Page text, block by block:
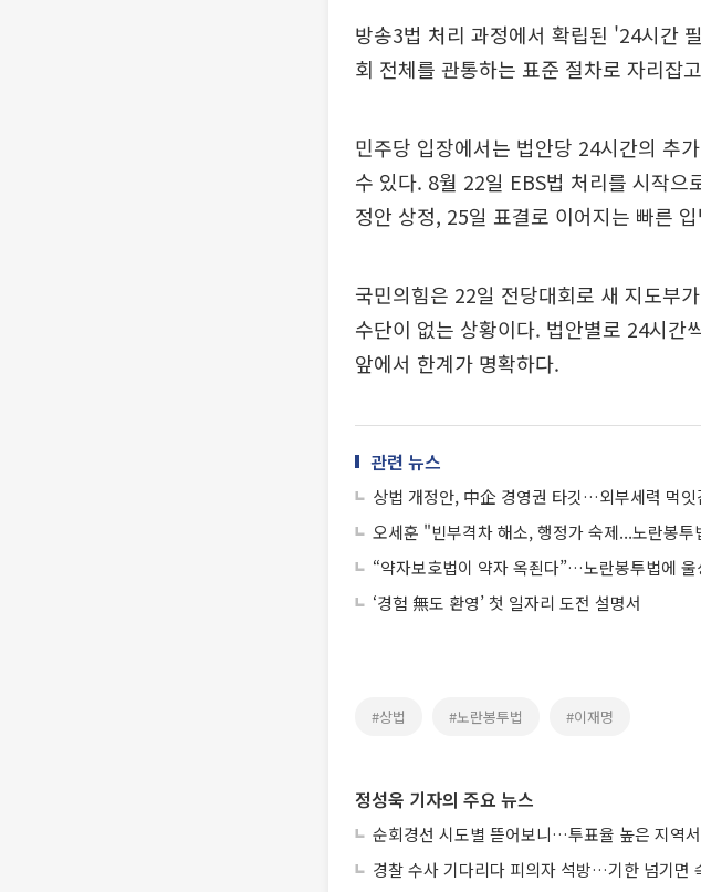
방송3법 처리 과정에서 확립된 '24시간
회 전체를 관통하는 표준 절차로 자리잡
민주당 입장에서는 법안당 24시간의 추
수 있다. 8월 22일 EBS법 처리를 시작
정안 상정, 25일 표결로 이어지는 빠른
국민의힘은 22일 전당대회로 새 지도부
수단이 없는 상황이다. 법안별로 24시간
앞에서 한계가 명확하다.
관련 뉴스
상법 개정안, 中企 경영권 타깃…외부세력 먹잇
오세훈 "빈부격차 해소, 행정가 숙제...노란봉
“약자보호법이 약자 옥죈다”…노란봉투법에 울
‘경험 無도 환영’ 첫 일자리 도전 설명서
#상법 #노란봉투법 #이재명
정성욱 기자의 주요 뉴스
순회경선 시도별 뜯어보니…투표율 높은 지역
경찰 수사 기다리다 피의자 석방…기한 넘기면